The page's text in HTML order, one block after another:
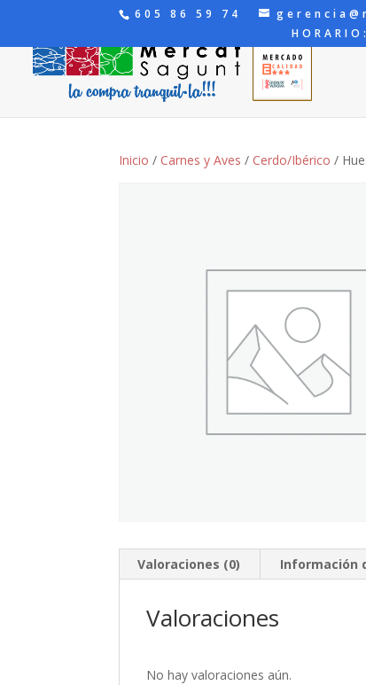
605 86 59 74
Inicio / Carnes y Aves / Cerdo/Ibérico /
Valoraciones (0) Información
Valoraciones
No hay valoraciones aún.